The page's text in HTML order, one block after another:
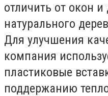
отличить от окон и
натурального
Для улучшения
компания
пластиковые
поддержанию